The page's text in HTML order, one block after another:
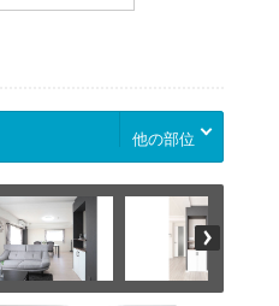
他の部位